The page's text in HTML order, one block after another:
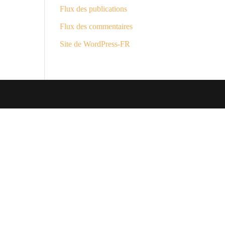
Flux des publications
Flux des commentaires
Site de WordPress-FR